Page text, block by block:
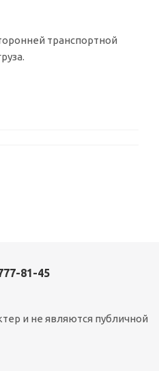
транспортной
81-45
и не являются публичной